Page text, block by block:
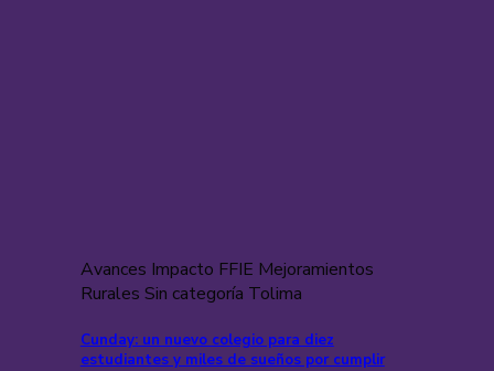
Avances Impacto FFIE Mejoramientos
Rurales Sin categoría Tolima
Cunday: un nuevo colegio para diez
estudiantes y miles de sueños por cumplir